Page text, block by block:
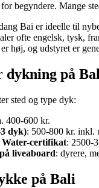
begyndere. Mange
Bai er ideelle til
ofte engelsk, tysk,
høj, og udstyret er
dykning på
sted og type dyk:
400-600 kr.
dyk): 500-800 kr. inkl.
certifikat: 2500-
liveaboard: dyrere,
på Bali